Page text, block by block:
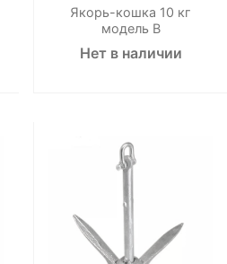
Якорь-кошка 10 кг
модель В
Нет в наличии